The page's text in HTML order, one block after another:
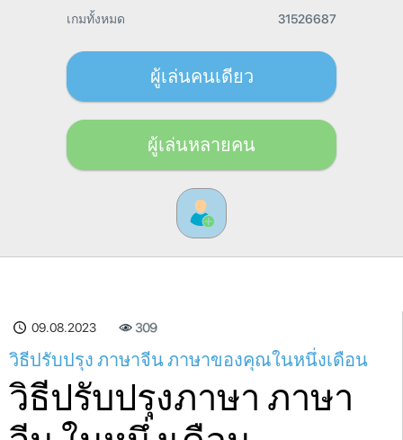
เกมทั้งหมด 31526687
ผู้เล่นคนเดียว
ผู้เล่นหลายคน
09.08.2023 309
วิธีปรับปรุง ภาษาจีน ภาษาของคุณในหนึ่งเดือน
วิธีปรับปรุงภาษา ภาษา